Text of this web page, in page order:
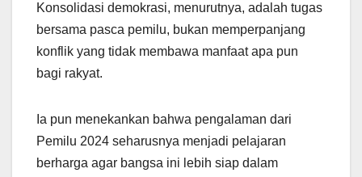
Konsolidasi demokrasi, menurutnya, adalah tugas
bersama pasca pemilu, bukan memperpanjang
konflik yang tidak membawa manfaat apa pun
bagi rakyat.
Ia pun menekankan bahwa pengalaman dari
Pemilu 2024 seharusnya menjadi pelajaran
berharga agar bangsa ini lebih siap dalam